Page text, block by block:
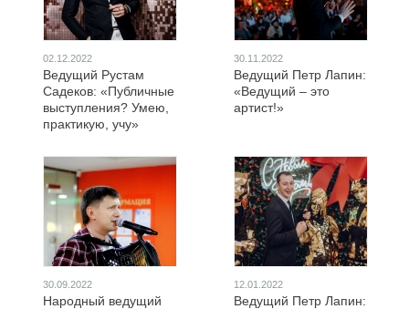
02.12.2022
Ведущий Рустам
Садеков: «Публичные
выступления? Умею,
практикую, учу»
30.11.2022
Ведущий Петр Лапин:
«Ведущий – это
артист!»
30.09.2022
Народный ведущий
12.01.2022
Ведущий Петр Лапин: